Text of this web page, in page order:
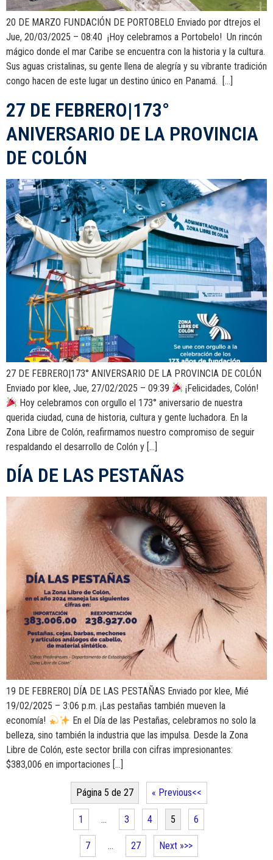
20 DE MARZO FUNDACIÓN DE PORTOBELO Enviado por dtrejos el
Jue, 20/03/2025 – 08:40 ¡Hoy celebramos a Portobelo! Un rincón
mágico donde el mar Caribe se encuentra con la historia y la cultura.
Sus aguas cristalinas, su gente llena de alegría y su vibrante tradición
congo hacen de este lugar un destino único en Panamá. […]
27 DE FEBRERO|173°
ANIVERSARIO DE LA PROVINCIA
DE COLÓN
27 DE FEBRERO|173° ANIVERSARIO DE LA PROVINCIA DE COLÓN
Enviado por klee, Jue, 27/02/2025 – 09:39
¡Felicidades, Colón!
Hoy celebramos con orgullo el 173° aniversario de nuestra
querida ciudad, cuna de historia, cultura y gente luchadora. En la
Zona Libre de Colón, reafirmamos nuestro compromiso de seguir
respaldando el desarrollo de Colón y […]
DÍA DE LAS PESTAÑAS
19 DE FEBRERO| DÍA DE LAS PESTAÑAS Enviado por klee, Mié
19/02/2025 – 3:06 p.m. ¡Las pestañas también mueven la
economía!
En el Día de las Pestañas, celebramos no solo la
belleza, sino también la industria que las impulsa. Desde la Zona
Libre de Colón, este sector brilla con cifras impresionantes:
$383,006 en importaciones […]
Página 5 de 27 « Previous
1 … 3 4 5 6
7 … 27 Next »